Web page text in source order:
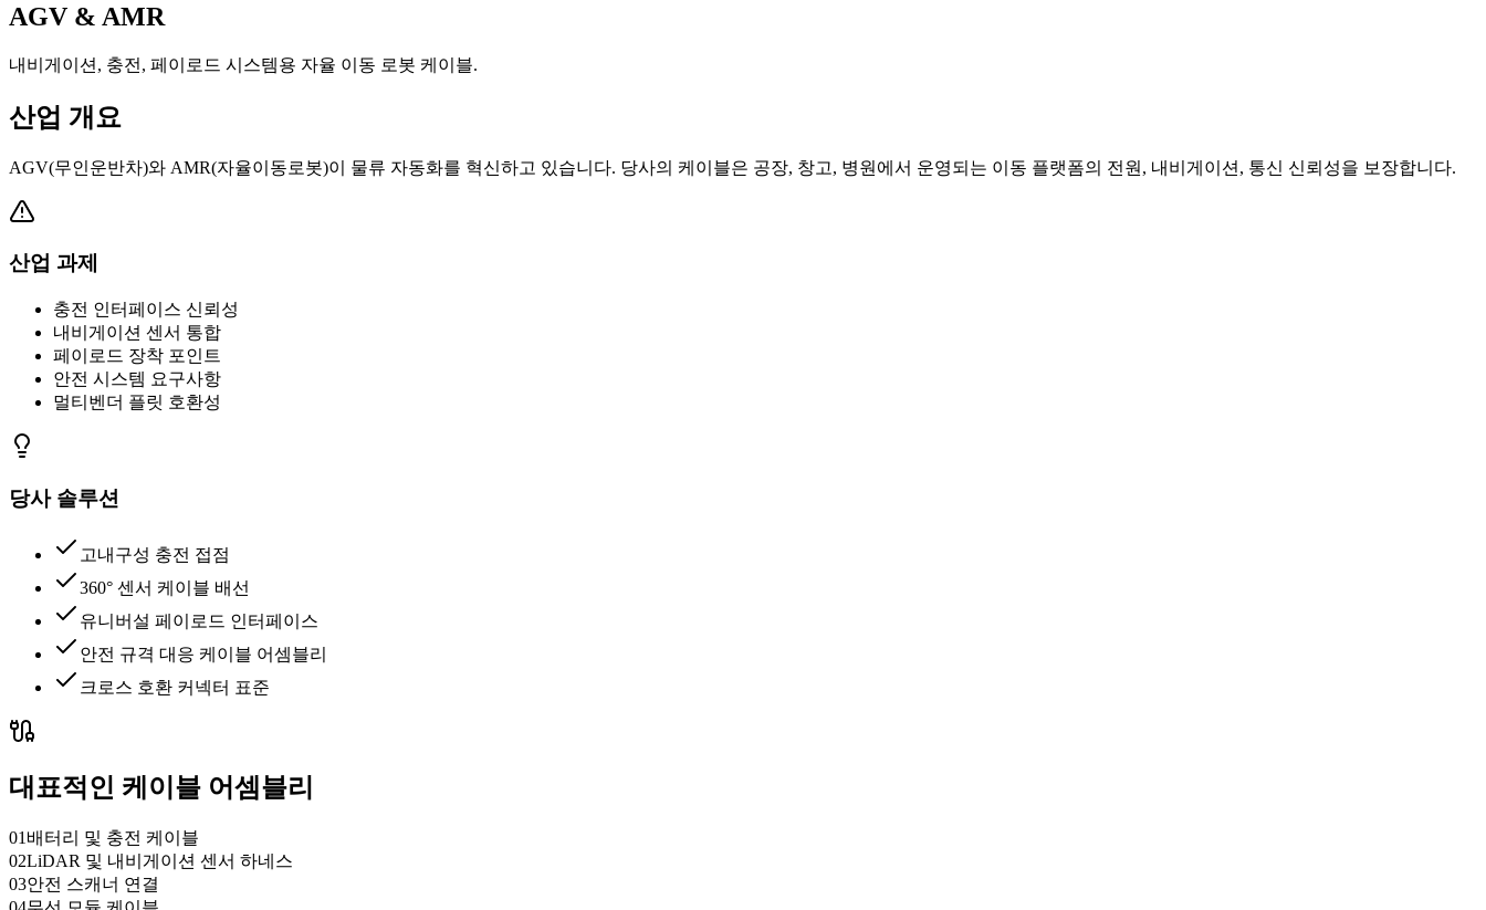
AGV & AMR
내비게이션, 충전, 페이로드 시스템용 자율 이동 로봇 케이블.
산업 개요
AGV(무인운반차)와 AMR(자율이동로봇)이 물류 자동화를 혁신하고 있습니다. 당사의 케이블은 공장, 창고, 병원에서 운영되는 이동 플랫폼의 전원, 내비게이션, 통신 신뢰성을 보장합니다.
산업 과제
충전 인터페이스 신뢰성
내비게이션 센서 통합
페이로드 장착 포인트
안전 시스템 요구사항
멀티벤더 플릿 호환성
당사 솔루션
고내구성 충전 접점
360° 센서 케이블 배선
유니버설 페이로드 인터페이스
안전 규격 대응 케이블 어셈블리
크로스 호환 커넥터 표준
대표적인 케이블 어셈블리
01 배터리 및 충전 케이블
02LiDAR 및 내비게이션 센서 하네스
03안전 스캐너 연결